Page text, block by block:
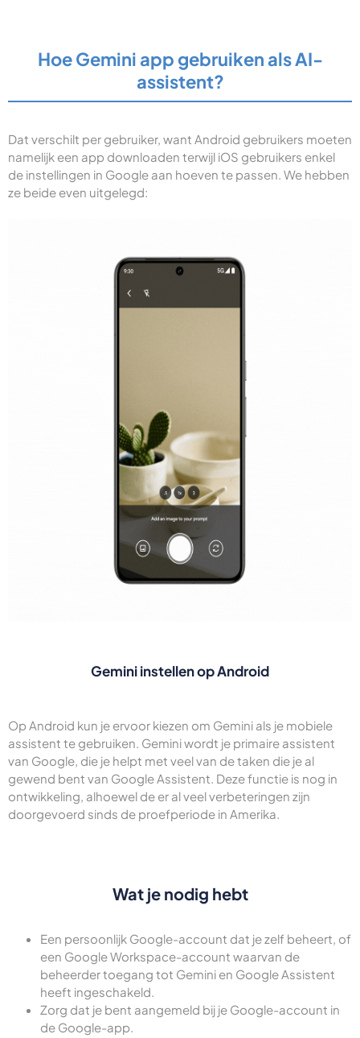
Hoe Gemini app gebruiken als AI-
assistent?
Dat verschilt per gebruiker, want Android gebruikers moeten
namelijk een app downloaden terwijl iOS gebruikers enkel
de instellingen in Google aan hoeven te passen. We hebben
ze beide even uitgelegd:
Gemini instellen op Android
Op Android kun je ervoor kiezen om Gemini als je mobiele
assistent te gebruiken. Gemini wordt je primaire assistent
van Google, die je helpt met veel van de taken die je al
gewend bent van Google Assistent. Deze functie is nog in
ontwikkeling, alhoewel de er al veel verbeteringen zijn
doorgevoerd sinds de proefperiode in Amerika.
Wat je nodig hebt
Een persoonlijk Google-account dat je zelf beheert, of
een Google Workspace-account waarvan de
beheerder toegang tot Gemini en Google Assistent
heeft ingeschakeld.
Zorg dat je bent aangemeld bij je Google-account in
de Google-app.